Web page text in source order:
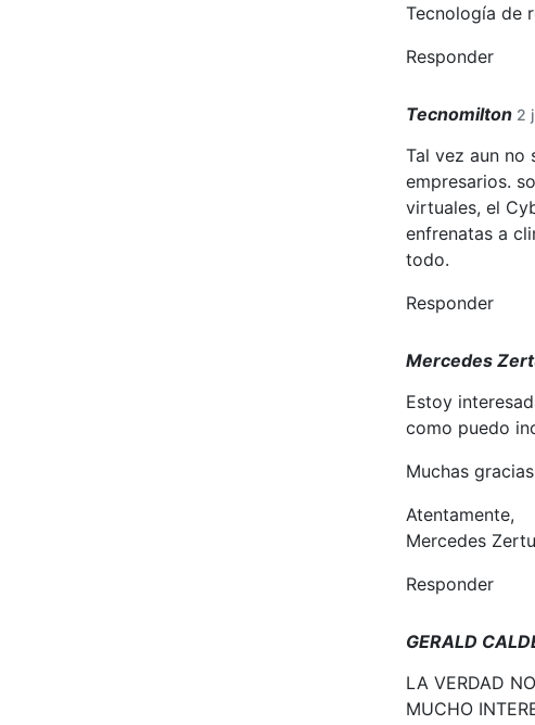
Tecnología de
Responder
Tecnomilton 2
Tal vez aun no
empresarios.
virtuales, el
enfrenatas a
todo.
Responder
Mercedes
Estoy
como puedo
Muchas
Atentamente,
Mercedes
Responder
GERALD
LA VERDAD
MUCHO